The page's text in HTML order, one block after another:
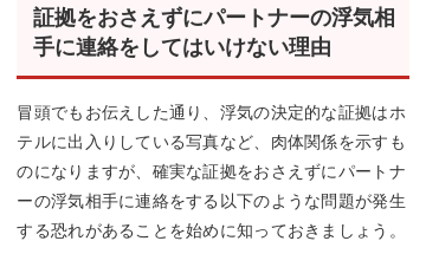
証拠をおさえずにパートナーの浮気相
手に連絡をしてはいけない理由
冒頭でもお伝えした通り、浮気の決定的な証拠はホ
テルに出入りしている写真など、肉体関係を示すも
のになりますが、確実な証拠をおさえずにパートナ
ーの浮気相手に連絡をする以下のような問題が発生
する恐れがあることを始めに知っておきましょう。